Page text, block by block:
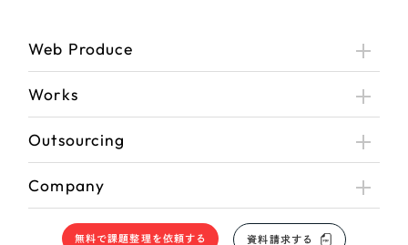
Web Produce
Works
Outsourcing
Company
無料で課題整理を依頼する 資料請求する